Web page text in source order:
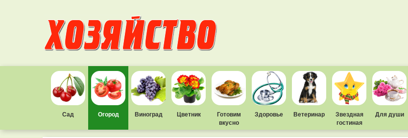
Сад Огород Виноград Цветник
Готовим
вкусно
Здоровье Ветеринар
Звездная
гостиная
Для души